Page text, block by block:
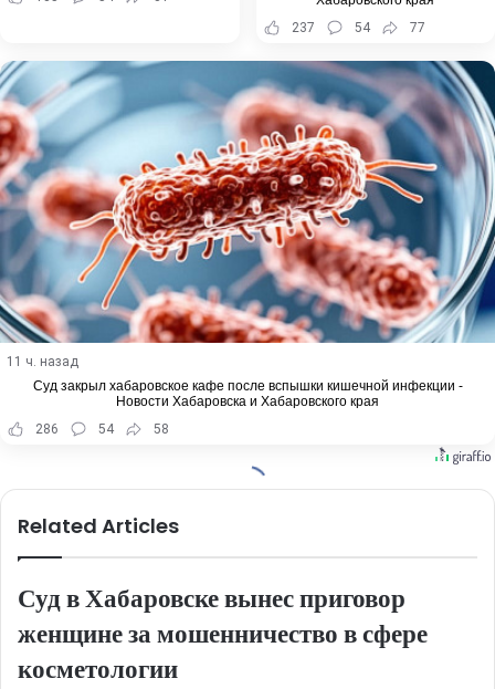
237
54 77
11 ч. назад
Суд закрыл хабаровское кафе после вспышки кишечной инфекции -
Новости Хабаровска и Хабаровского края
286
54 58
Related Articles
Суд в Хабаровске вынес приговор
женщине за мошенничество в сфере
косметологии